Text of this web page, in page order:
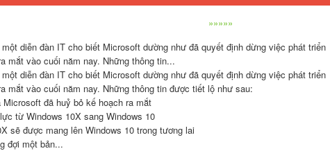
»»»»»
diễn đàn IT cho biết Microsoft dường như đã quyết định dừng việc phát triển
mắt vào cuối năm nay. Những thông tin...
diễn đàn IT cho biết Microsoft dường như đã quyết định dừng việc phát triển
mắt vào cuối năm nay. Những thông tin được tiết lộ như sau:
đã huỷ bỏ kế hoạch ra mắt
từ Windows 10X sang Windows 10
sẽ được mang lên Windows 10 trong tương lai
đợi một bản...